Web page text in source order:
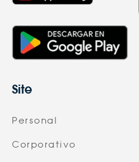
Site
Personal
Corporativo